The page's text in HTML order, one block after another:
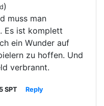
)
muss man
Es ist komplett
ein Wunder auf
zu hoffen. Und
verbrannt.
SPT Reply